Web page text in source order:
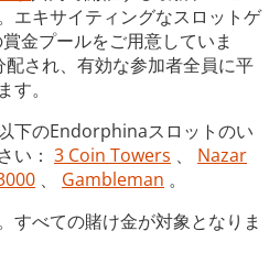
エキサイティングなスロットゲ
金プールをご用意していま
され、有効な参加者全員に平
。
下のEndorphinaスロットのい
い： 3 Coin Towers 、 Nazar
、 Gambleman 。
すべての賭け金が対象となりま